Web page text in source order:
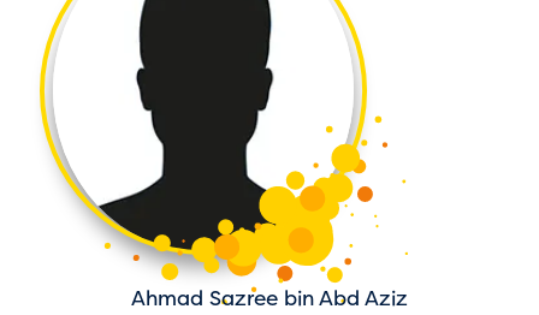
Ahmad Sazree bin Abd Aziz